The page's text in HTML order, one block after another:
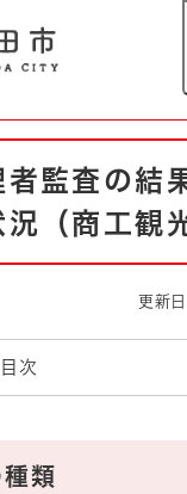
緊急情報 救
ドマップ
監査の結
（商工観
更新
次
類